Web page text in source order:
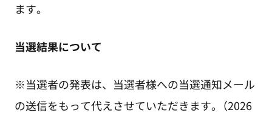
ます。
当選結果について
※当選者の発表は、当選者様への当選通知メール
の送信をもって代えさせていただきます。（2026